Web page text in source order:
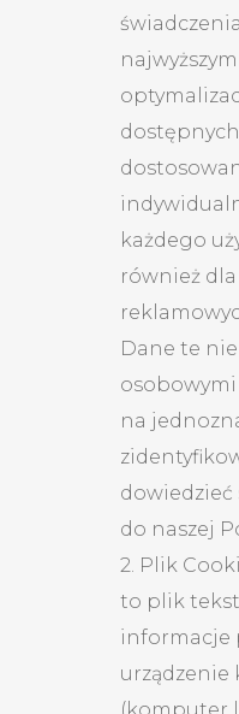
każdego
również
Dane te
na
dowiedzieć
do naszej
2. Plik
to plik
informacje
urządzenie